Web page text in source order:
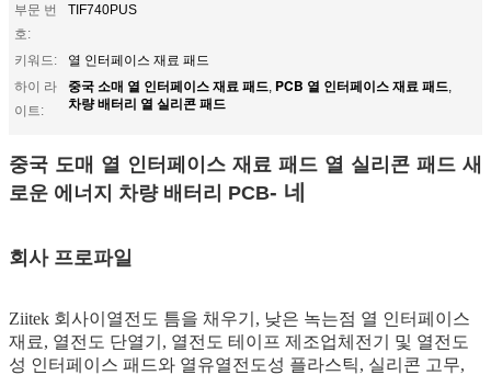
부문 번
호:
TIF740PUS
키워드:
열 인터페이스 재료 패드
하이 라
이트:
중국 소매 열 인터페이스 재료 패드, PCB 열 인터페이스 재료 패드,
차량 배터리 열 실리콘 패드
중국 도매 열 인터페이스 재료 패드 열 실리콘 패드 새
로운 에너지 차량 배터리 PCB- 네
회사 프로파일
Ziitek 회사이 열전도 틈을 채우기, 낮은 녹는점 열 인터페이스
재료, 열전도 단열기, 열전도 테이프 제조업체전기 및 열전도
성 인터페이스 패드와 열유열전도성 플라스틱, 실리콘 고무,